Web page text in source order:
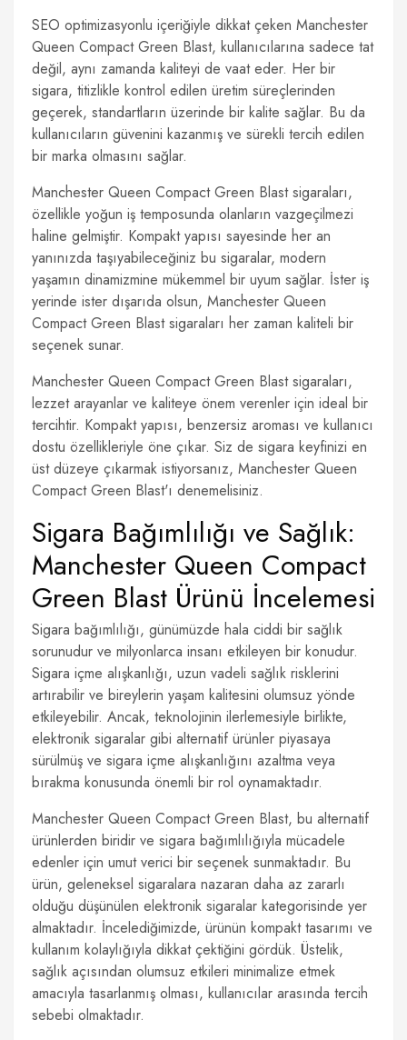
SEO optimizasyonlu içeriğiyle dikkat çeken Manchester
Queen Compact Green Blast, kullanıcılarına sadece tat
değil, aynı zamanda kaliteyi de vaat eder. Her bir
sigara, titizlikle kontrol edilen üretim süreçlerinden
geçerek, standartların üzerinde bir kalite sağlar. Bu da
kullanıcıların güvenini kazanmış ve sürekli tercih edilen
bir marka olmasını sağlar.
Manchester Queen Compact Green Blast sigaraları,
özellikle yoğun iş temposunda olanların vazgeçilmezi
haline gelmiştir. Kompakt yapısı sayesinde her an
yanınızda taşıyabileceğiniz bu sigaralar, modern
yaşamın dinamizmine mükemmel bir uyum sağlar. İster iş
yerinde ister dışarıda olsun, Manchester Queen
Compact Green Blast sigaraları her zaman kaliteli bir
seçenek sunar.
Manchester Queen Compact Green Blast sigaraları,
lezzet arayanlar ve kaliteye önem verenler için ideal bir
tercihtir. Kompakt yapısı, benzersiz aroması ve kullanıcı
dostu özellikleriyle öne çıkar. Siz de sigara keyfinizi en
üst düzeye çıkarmak istiyorsanız, Manchester Queen
Compact Green Blast'ı denemelisiniz.
Sigara Bağımlılığı ve Sağlık:
Manchester Queen Compact
Green Blast Ürünü İncelemesi
Sigara bağımlılığı, günümüzde hala ciddi bir sağlık
sorunudur ve milyonlarca insanı etkileyen bir konudur.
Sigara içme alışkanlığı, uzun vadeli sağlık risklerini
artırabilir ve bireylerin yaşam kalitesini olumsuz yönde
etkileyebilir. Ancak, teknolojinin ilerlemesiyle birlikte,
elektronik sigaralar gibi alternatif ürünler piyasaya
sürülmüş ve sigara içme alışkanlığını azaltma veya
bırakma konusunda önemli bir rol oynamaktadır.
Manchester Queen Compact Green Blast, bu alternatif
ürünlerden biridir ve sigara bağımlılığıyla mücadele
edenler için umut verici bir seçenek sunmaktadır. Bu
ürün, geleneksel sigaralara nazaran daha az zararlı
olduğu düşünülen elektronik sigaralar kategorisinde yer
almaktadır. İncelediğimizde, ürünün kompakt tasarımı ve
kullanım kolaylığıyla dikkat çektiğini gördük. Üstelik,
sağlık açısından olumsuz etkileri minimalize etmek
amacıyla tasarlanmış olması, kullanıcılar arasında tercih
sebebi olmaktadır.